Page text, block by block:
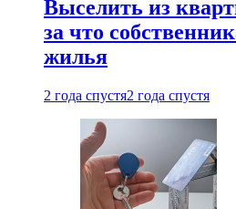
Выселить из
за что
жилья
2 года спустя2 года спустя